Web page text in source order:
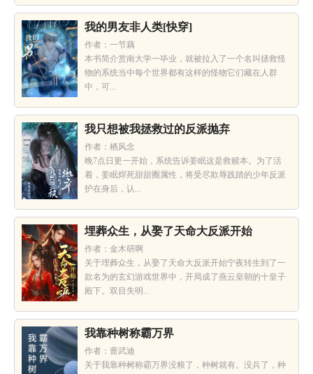
我的男友非人类[快穿]
作者：一节藕
本书简介赏南大学一毕业，就被拉入了一个名叫拯救怪
物的系统当中每个世界都有这样的怪物它们藏在人群
中，可...
我只想被我拯救过的反派抛弃
作者：栖风念
晚7点日更一开始，系统告诉姜眠这是救赎本。为了活
着，姜眠焊死甜甜圈属性，将受尽欺辱践踏的少年反派
护在身后，认...
埋葬众生，从娶了天命大反派开始
作者：金木研啊
关于埋葬众生，从娶了天命大反派开始宁夜转生到了一
款名为的玄幻游戏世界中，开局成了燕云皇朝的十皇子
殿下。双目失明...
我靠种树称霸万界
作者：蔷武迪
关于我靠种树称霸万界没粮了，种树就有。没兵了，种